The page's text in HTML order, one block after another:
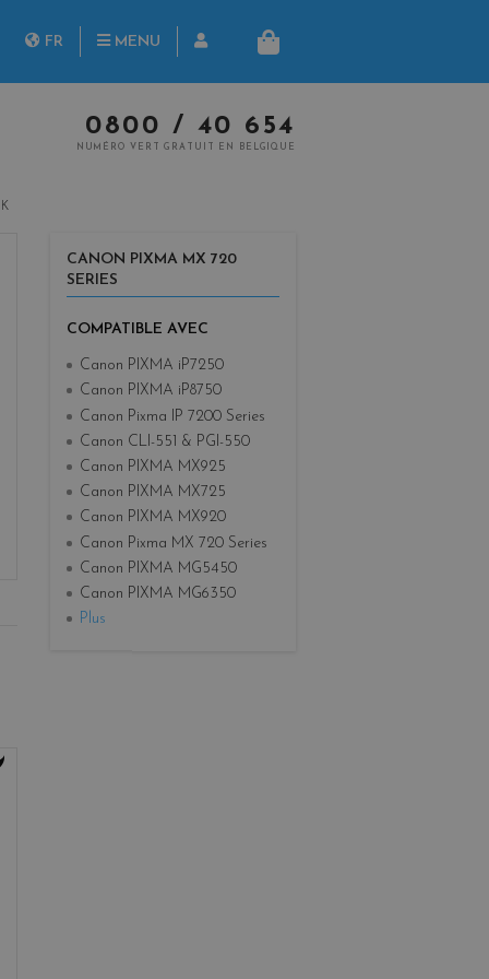
FR MENU
PANIER
0800 / 40 654
NUMÉRO VERT GRATUIT EN BELGIQUE
CANON PIXMA MX 720
SERIES
COMPATIBLE AVEC
Canon PIXMA iP7250
Canon PIXMA iP8750
Canon Pixma IP 7200 Series
Canon CLI-551 & PGI-550
Canon PIXMA MX925
Canon PIXMA MX725
Canon PIXMA MX920
Canon Pixma MX 720 Series
Canon PIXMA MG5450
Canon PIXMA MG6350
Plus